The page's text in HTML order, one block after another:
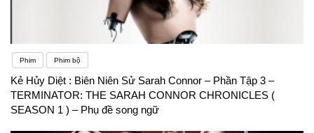
Phim Phim bộ
Kẻ Hủy Diệt : Biên Niên Sử Sarah Connor – Phần Tập 3 –
TERMINATOR: THE SARAH CONNOR CHRONICLES (
SEASON 1 ) – Phụ đề song ngữ